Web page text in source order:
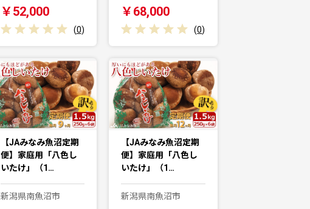
￥52,000
(0)
￥68,000
(0)
【JAみなみ魚沼定期
便】家庭用「八色し
いたけ」（1…
新潟県南魚沼市
【JAみなみ魚沼定期
便】家庭用「八色し
いたけ」（1…
新潟県南魚沼市